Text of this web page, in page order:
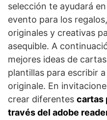
selección te ayudará
evento para los
originales y creativas
asequible. A
mejores ideas de
plantillas para escribir
originale. En
crear diferentes cartas
través del adobe